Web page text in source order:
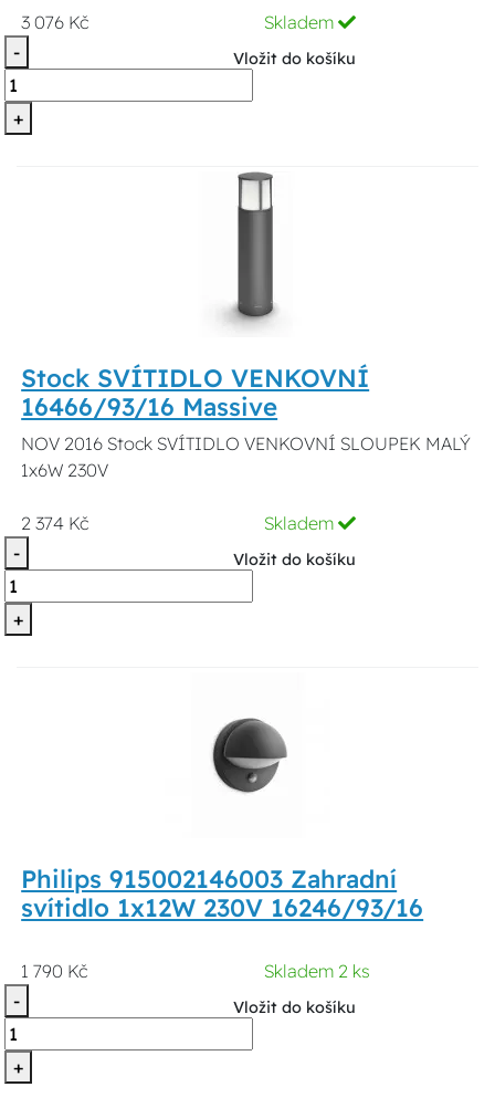
3 076 Kč
Skladem
-
+
Vložit do košíku
Stock SVÍTIDLO VENKOVNÍ
16466/93/16 Massive
NOV 2016 Stock SVÍTIDLO VENKOVNÍ SLOUPEK MALÝ
1x6W 230V
2 374 Kč
Skladem
-
+
Vložit do košíku
Philips 915002146003 Zahradní
svítidlo 1x12W 230V 16246/93/16
1 790 Kč
Skladem 2 ks
-
+
Vložit do košíku